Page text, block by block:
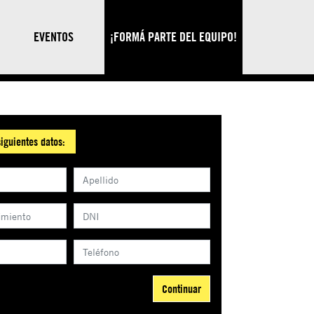
EVENTOS ¡FORMÁ PARTE DEL EQUIPO!
datos:
Continuar